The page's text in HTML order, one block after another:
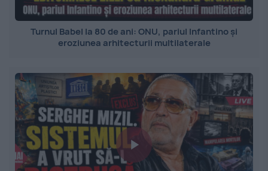
Turnul Babel la 80 de ani: ONU, pariul Infantino și
eroziunea arhitecturii multilaterale